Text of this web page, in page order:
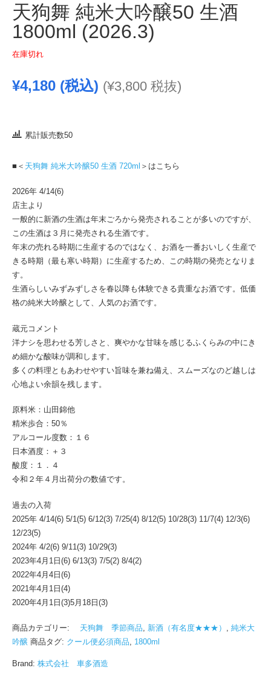
天狗舞 純米大吟醸50 生酒
1800ml (2026.3)
在庫切れ
¥4,180 (税込) (¥3,800 税抜)
累計販売数50
■＜ 天狗舞 純米大吟醸50 生酒 720ml ＞はこちら
2026年 4/14(6)
店主より
一般的に新酒の生酒は年末ごろから発売されることが多いのですが、
この生酒は３月に発売される生酒です。
年末の売れる時期に生産するのではなく、お酒を一番おいしく生産で
きる時期（最も寒い時期）に生産するため、この時期の発売となりま
す。
生酒らしいみずみずしさを春以降も体験できる貴重なお酒です。低価
格の純米大吟醸として、人気のお酒です。
蔵元コメント
洋ナシを思わせる芳しさと、爽やかな甘味を感じるふくらみの中にき
め細かな酸味が調和します。
多くの料理ともあわせやすい旨味を兼ね備え、スムーズなのど越しは
心地よい余韻を残します。
原料米：山田錦他
精米歩合：50％
アルコール度数：１６
日本酒度：＋３
酸度：１．４
令和２年４月出荷分の数値です。
過去の入荷
2025年 4/14(6) 5/1(5) 6/12(3) 7/25(4) 8/12(5) 10/28(3) 11/7(4) 12/3(6)
12/23(5)
2024年 4/2(6) 9/11(3) 10/29(3)
2023年4月1日(6) 6/13(3) 7/5(2) 8/4(2)
2022年4月4日(6)
2021年4月1日(4)
2020年4月1日(3)5月18日(3)
商品カテゴリー: 天狗舞 季節商品, 新酒（有名度★★★） , 純米大
吟醸 商品タグ: クール便必須商品, 1800ml
Brand: 株式会社 車多酒造